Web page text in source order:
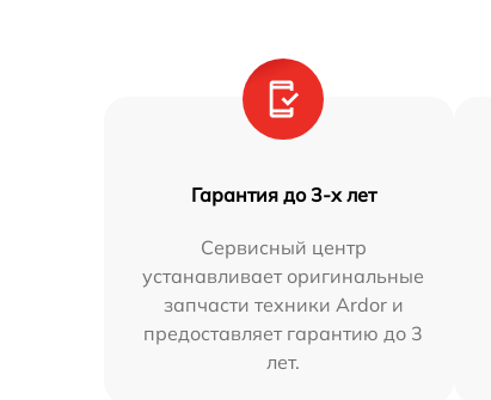
Гарантия до 3-х лет
Сервисный центр
устанавливает оригинальные
запчасти техники Ardor и
предоставляет гарантию до 3
лет.